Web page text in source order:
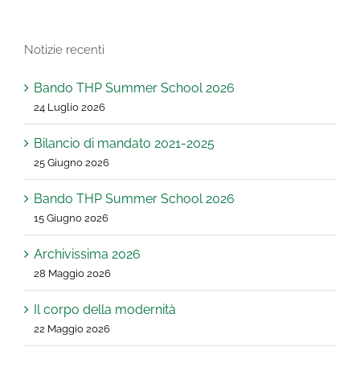
Notizie recenti
Bando THP Summer School 2026
24 Luglio 2026
Bilancio di mandato 2021-2025
25 Giugno 2026
Bando THP Summer School 2026
15 Giugno 2026
Archivissima 2026
28 Maggio 2026
Il corpo della modernità
22 Maggio 2026